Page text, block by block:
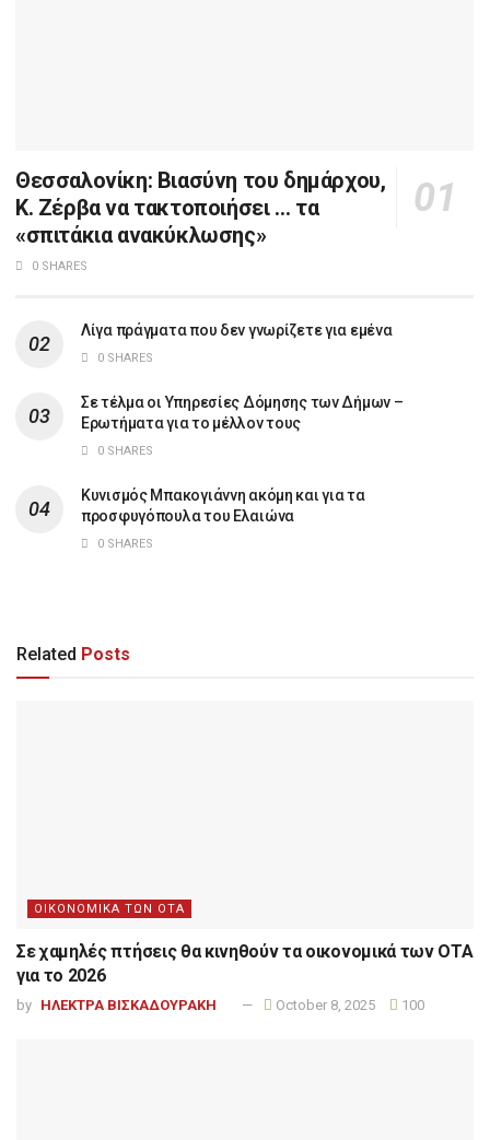
Θεσσαλονίκη: Βιασύνη του δημάρχου,
Κ. Ζέρβα να τακτοποιήσει … τα
«σπιτάκια ανακύκλωσης»
0 SHARES
Λίγα πράγματα που δεν γνωρίζετε για εμένα
0 SHARES
Σε τέλμα οι Υπηρεσίες Δόμησης των Δήμων –
Ερωτήματα για το μέλλον τους
0 SHARES
Κυνισμός Μπακογιάννη ακόμη και για τα
προσφυγόπουλα του Ελαιώνα
0 SHARES
Related Posts
ΟΙΚΟΝΟΜΙΚΑ ΤΩΝ ΟΤΑ
Σε χαμηλές πτήσεις θα κινηθούν τα οικονομικά των ΟΤΑ
για το 2026
by ΗΛΕΚΤΡΑ ΒΙΣΚΑΔΟΥΡΑΚΗ October 8, 2025 100